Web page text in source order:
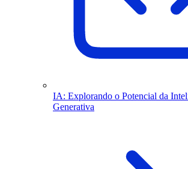
IA: Explorando o Potencial da
Generativa